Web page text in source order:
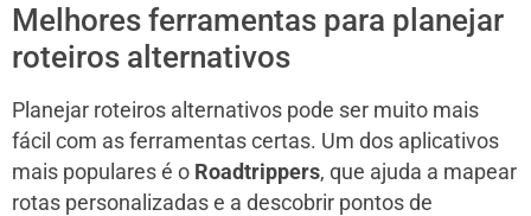
Melhores ferramentas para planejar
roteiros alternativos
Planejar roteiros alternativos pode ser muito mais
fácil com as ferramentas certas. Um dos aplicativos
mais populares é o Roadtrippers, que ajuda a mapear
rotas personalizadas e a descobrir pontos de